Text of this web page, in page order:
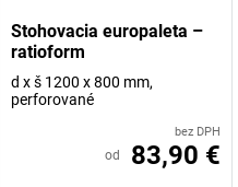
Stohovacia europaleta –
ratioform
d x š 1200 x 800 mm,
perforované
bez DPH
od 83,90 €